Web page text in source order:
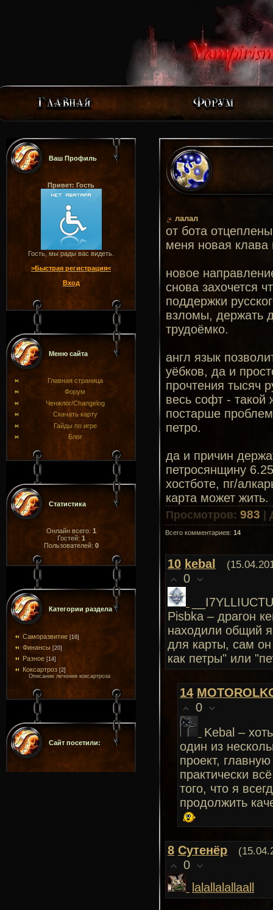
Ваш Профиль
Привет: Гость
Гость, мы рады вас видеть.
>Быстрая регистрация<
Вход
Меню сайта
Главная страница
Форум
Ченжлог/Changelog
Скачать карту
Гайды по игре
Блог
Статистика
Онлайн всего: 1
Гостей: 1
Пользователей: 0
Категории раздела
Саморазвитие [16]
Финансы [20]
Разное [14]
Коксартроз [2]
Описание лечения коксартроза
Сайт посетили:
лалал
от бота
меня новая клава
новое
снова захочется
поддержки
взломы, держать
трудоёмко.
англ язык
уёбков, да и
прочтения тысяч
весь софт - такой
постарше
петро.
да и причин
петросянщину
хостботе, пг/
карта может жить.
Просмотров: 983
Всего комментариев: 14
10 kebal
0
Pisbka – драгон
находили общий
для карты, сам
как петры" или
14
0
Kebal –
один из
проект,
практически
того, что я
продолжить
8 Сутенёр
0
lalallalallaall